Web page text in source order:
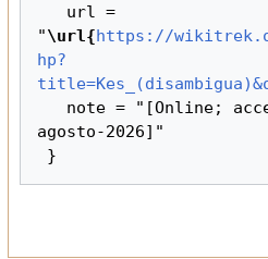
"\url{https://
hp?
agosto-2026]"